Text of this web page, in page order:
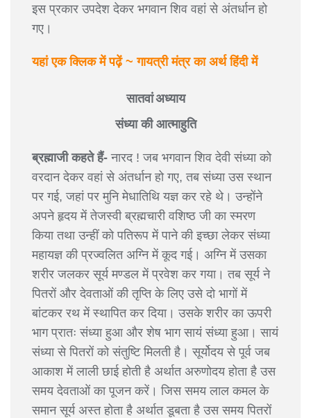
इस प्रकार उपदेश देकर भगवान शिव वहां से अंतर्धान हो
गए।
यहां एक क्लिक में पढ़ें ~ गायत्री मंत्र का अर्थ हिंदी में
सातवां अध्याय
संध्या की आत्माहुति
ब्रह्माजी कहते हैं- नारद ! जब भगवान शिव देवी संध्या को
वरदान देकर वहां से अंतर्धान हो गए, तब संध्या उस स्थान
पर गई, जहां पर मुनि मेधातिथि यज्ञ कर रहे थे। उन्होंने
अपने हृदय में तेजस्वी ब्रह्मचारी वशिष्ठ जी का स्मरण
किया तथा उन्हीं को पतिरूप में पाने की इच्छा लेकर संध्या
महायज्ञ की प्रज्वलित अग्नि में कूद गई। अग्नि में उसका
शरीर जलकर सूर्य मण्डल में प्रवेश कर गया। तब सूर्य ने
पितरों और देवताओं की तृप्ति के लिए उसे दो भागों में
बांटकर रथ में स्थापित कर दिया। उसके शरीर का ऊपरी
भाग प्रातः संध्या हुआ और शेष भाग सायं संध्या हुआ। सायं
संध्या से पितरों को संतुष्टि मिलती है। सूर्योदय से पूर्व जब
आकाश में लाली छाई होती है अर्थात अरुणोदय होता है उस
समय देवताओं का पूजन करें। जिस समय लाल कमल के
समान सूर्य अस्त होता है अर्थात डूबता है उस समय पितरों